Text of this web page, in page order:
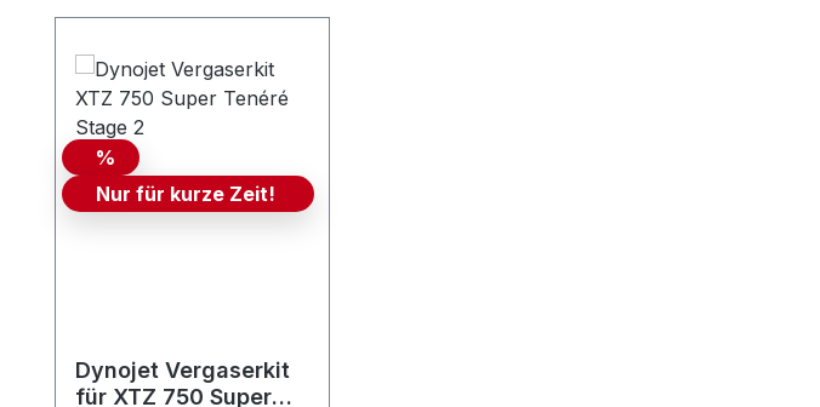
%
Nur für kurze Zeit!
Dynojet Vergaserkit
für XTZ 750 Super